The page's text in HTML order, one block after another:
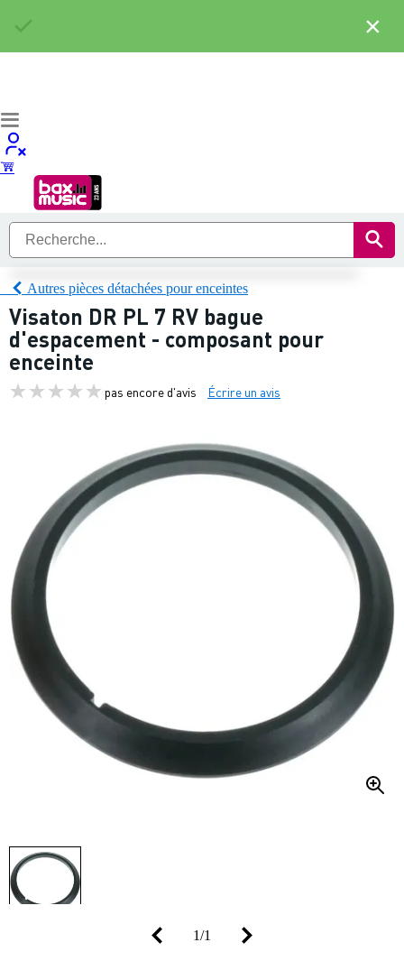
Autres pièces détachées pour enceintes
Visaton DR PL 7 RV bague
d'espacement - composant pour
enceinte
pas encore d'avis Écrire un avis
1/1
×